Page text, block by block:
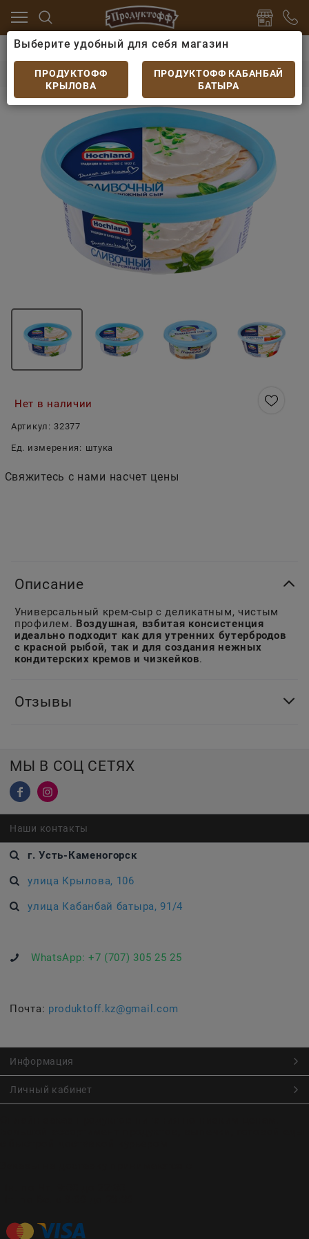
Сыры Сыр мягкий
Творожный сыр Хохланд
Творожный сыр Хохланд сливочный 140гр
Нет в наличии
Артикул: 32377
Ед. измерения: штука
Свяжитесь с нами насчет цены
Описание
Универсальный крем-сыр с деликатным, чистым
профилем. Воздушная, взбитая консистенция
идеально подходит как для утренних бутербродов
с красной рыбой, так и для создания нежных
кондитерских кремов и чизкейков.
Отзывы
МЫ В СОЦ СЕТЯХ
Наши контакты
г. Усть-Каменогорск
улица Крылова, 106
улица Кабанбай батыра, 91/4
WhatsApp: +7 (707) 305 25 25
Почта: produktoff.kz@gmail.com
Информация
Личный кабинет
Выберите удобный для себя магазин
ПРОДУКТОФФ
КРЫЛОВА
ПРОДУКТОФФ КАБАНБАЙ
БАТЫРА